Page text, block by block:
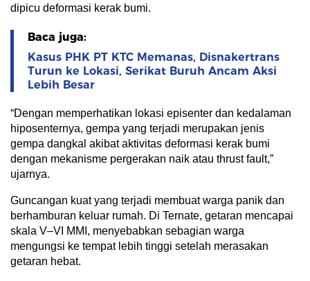
dipicu deformasi kerak bumi.
Baca juga:
Kasus PHK PT KTC Memanas, Disnakertrans
Turun ke Lokasi, Serikat Buruh Ancam Aksi
Lebih Besar
“Dengan memperhatikan lokasi episenter dan kedalaman
hiposenternya, gempa yang terjadi merupakan jenis
gempa dangkal akibat aktivitas deformasi kerak bumi
dengan mekanisme pergerakan naik atau thrust fault,”
ujarnya.
Guncangan kuat yang terjadi membuat warga panik dan
berhamburan keluar rumah. Di Ternate, getaran mencapai
skala V–VI MMI, menyebabkan sebagian warga
mengungsi ke tempat lebih tinggi setelah merasakan
getaran hebat.